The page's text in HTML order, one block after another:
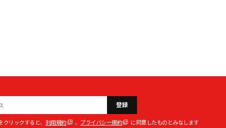
登録
リックすると、 利用規約 、 プライバシー規約 に同意したものとみなします